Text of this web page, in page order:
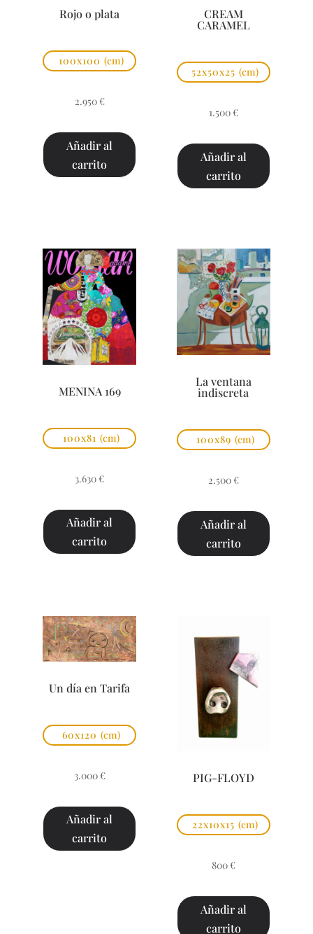
Rojo o plata
100x100 (cm)
2.950 €
Añadir al
carrito
CREAM
CARAMEL
52x50x25 (cm)
1.500 €
Añadir al
carrito
MENINA 169
100x81 (cm)
3.630 €
Añadir al
carrito
La ventana
indiscreta
100x89 (cm)
2.500 €
Añadir al
carrito
Un día en Tarifa
60x120 (cm)
3.000 €
Añadir al
carrito
PIG-FLOYD
22x10x15 (cm)
800 €
Añadir al
carrito